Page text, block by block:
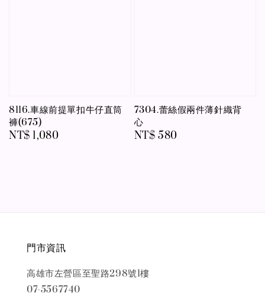
8116.車線前提單扣牛仔直筒
褲(675)
Regular
NT$ 1,080
7304.蕾絲假兩件薄針織背
心
Regular
NT$ 580
門市資訊
高雄市左營區至聖路298號1樓
07-5567740